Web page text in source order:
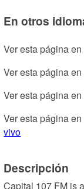
En otros
Ver esta página
Ver esta página en
Ver esta página
Ver esta página
vivo
Descripción
Capital 107 FM is